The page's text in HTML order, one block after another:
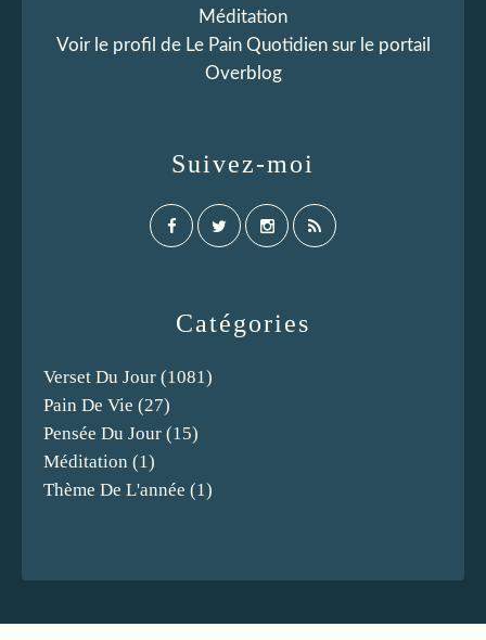
Catégories
Verset Du Jour (1081)
Pain De Vie (27)
Pensée Du Jour (15)
Méditation (1)
Thème De L'année (1)
Méditation
Voir le profil de Le Pain Quotidiensur le portail
Overblog
Suivez-moi